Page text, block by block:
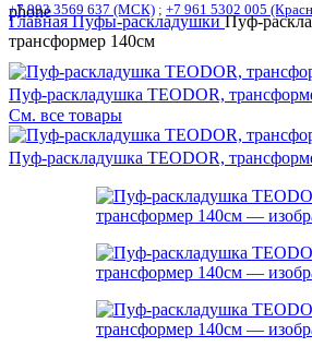
+7 993 3569 637 (МСК) ; +7 961 5302 005
ГлавнаяПуфы-раскладушкиПуф-
трансформер 140см
Пуф-раскладушка TEODOR,
См. все товары
Пуф-раскладушка TEODOR,